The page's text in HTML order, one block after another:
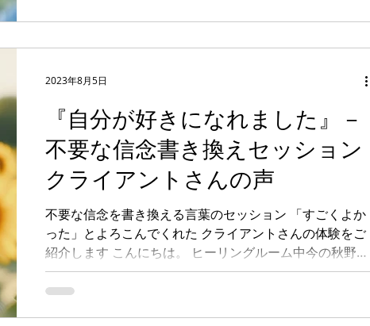
『自分が好きになれました』－
不要な信念書き換えセッション
クライアントさんの声
不要な信念を書き換える言葉のセッション 「すごくよか
った」とよろこんでくれた クライアントさんの体験をご
紹介します こんにちは。 ヒーリングルーム中今の秋野真
理子です。 四国・徳島を拠点に オンラインで全国にもつ
ながり、...
2023年8月5日